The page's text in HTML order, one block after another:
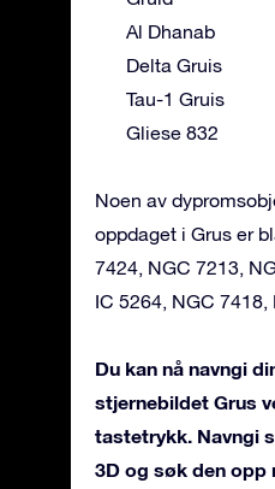
Al Dhanab
Delta Gruis
Tau-1 Gruis
Gliese 832
Noen av
oppdaget i Grus er
7424, NGC 7213,
IC 5264, NGC 7418,
Du kan nå navngi
stjernebildet Grus
tastetrykk. Navngi
3D og søk den opp